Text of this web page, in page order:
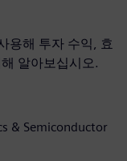
용해 투자 수익, 효
알아보십시오.
& Semiconductor